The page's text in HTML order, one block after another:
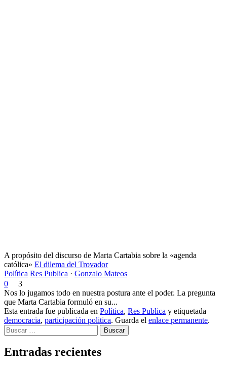
A propósito del discurso de Marta Cartabia sobre la «agenda
católica» El dilema del Trovador
Política Res Publica · Gonzalo Mateos
0
3
Nos lo jugamos todo en nuestra postura ante el poder. La pregunta
que Marta Cartabia formuló en su...
Esta entrada fue publicada en Política, Res Publica y etiquetada
democracia, participación politica. Guarda el enlace permanente.
Buscar
Entradas recientes